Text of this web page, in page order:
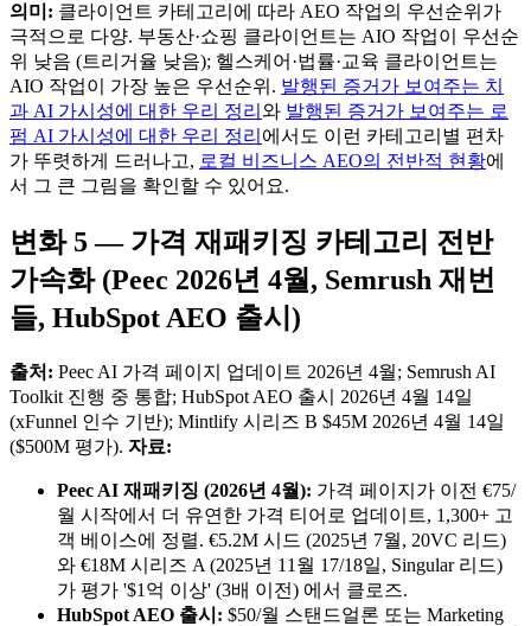
의미: 클라이언트 카테고리에 따라 AEO 작업의 우선순위가
극적으로 다양. 부동산·쇼핑 클라이언트는 AIO 작업이 우선순
위 낮음 (트리거율 낮음); 헬스케어·법률·교육 클라이언트는
AIO 작업이 가장 높은 우선순위. 발행된 증거가 보여주는 치
과 AI 가시성에 대한 우리 정리 와 발행된 증거가 보여주는 로
펌 AI 가시성에 대한 우리 정리 에서도 이런 카테고리별 편차
가 뚜렷하게 드러나고, 로컬 비즈니스 AEO의 전반적 현황에
서 그 큰 그림을 확인할 수 있어요.
변화 5 — 가격 재패키징 카테고리 전반
가속화 (Peec 2026년 4월, Semrush 재번
들, HubSpot AEO 출시)
출처: Peec AI 가격 페이지 업데이트 2026년 4월; Semrush AI
Toolkit 진행 중 통합; HubSpot AEO 출시 2026년 4월 14일
(xFunnel 인수 기반); Mintlify 시리즈 B $45M 2026년 4월 14일
($500M 평가). 자료:
Peec AI 재패키징 (2026년 4월): 가격 페이지가 이전 €75/
월 시작에서 더 유연한 가격 티어로 업데이트, 1,300+ 고
객 베이스에 정렬. €5.2M 시드 (2025년 7월, 20VC 리드)
와 €18M 시리즈 A (2025년 11월 17/18일, Singular 리드)
가 평가 '$1억 이상' (3배 이전) 에서 클로즈.
HubSpot AEO 출시: $50/월 스탠드얼론 또는 Marketing